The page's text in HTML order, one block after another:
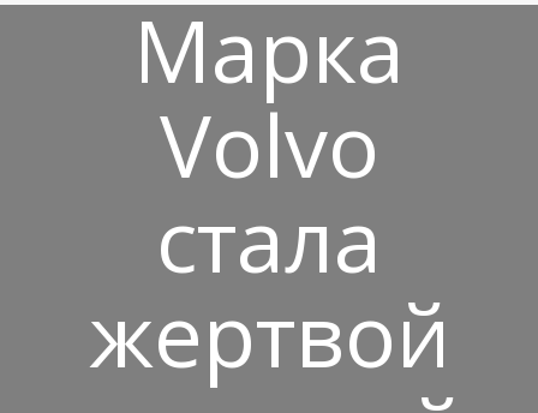
Марка
Volvo
стала
жертвой